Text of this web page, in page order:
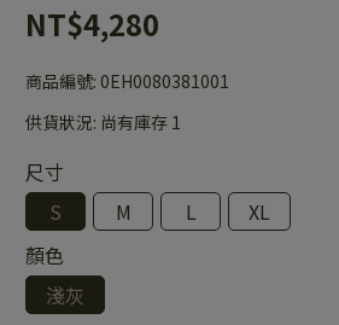
NT$4,280
商品編號: 0EH0080381001
供貨狀況: 尚有庫存 1
尺寸
S
M L
XL
顏色
淺灰